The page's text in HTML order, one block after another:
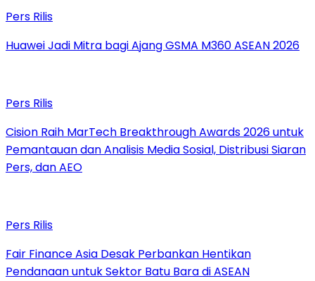
Pers Rilis
Huawei Jadi Mitra bagi Ajang GSMA M360 ASEAN 2026
Pers Rilis
Cision Raih MarTech Breakthrough Awards 2026 untuk
Pemantauan dan Analisis Media Sosial, Distribusi Siaran
Pers, dan AEO
Pers Rilis
Fair Finance Asia Desak Perbankan Hentikan
Pendanaan untuk Sektor Batu Bara di ASEAN